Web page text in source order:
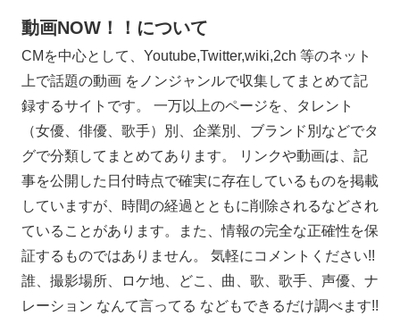
動画NOW！！について
CMを中心として、Youtube,Twitter,wiki,2ch 等のネット
上で話題の動画 をノンジャンルで収集してまとめて記
録するサイトです。 一万以上のページを、タレント
（女優、俳優、歌手）別、企業別、ブランド別などでタ
グで分類してまとめてあります。 リンクや動画は、記
事を公開した日付時点で確実に存在しているものを掲載
していますが、時間の経過とともに削除されるなどされ
ていることがあります。また、情報の完全な正確性を保
証するものではありません。 気軽にコメントください!!
誰、撮影場所、ロケ地、どこ、曲、歌、歌手、声優、ナ
レーション なんて言ってる などもできるだけ調べます!!